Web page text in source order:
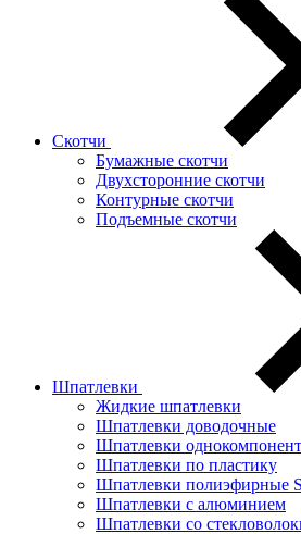
Скотчи
Бумажные скотчи
Двухсторонние скотчи
Контурные скотчи
Подъемные скотчи
Шпатлевки
Жидкие шпатлевки
Шпатлевки доводочные
Шпатлевки
Шпатлевки по пластику
Шпатлевки полиэфирные
Шпатлевки с алюминием
Шпатлевки со